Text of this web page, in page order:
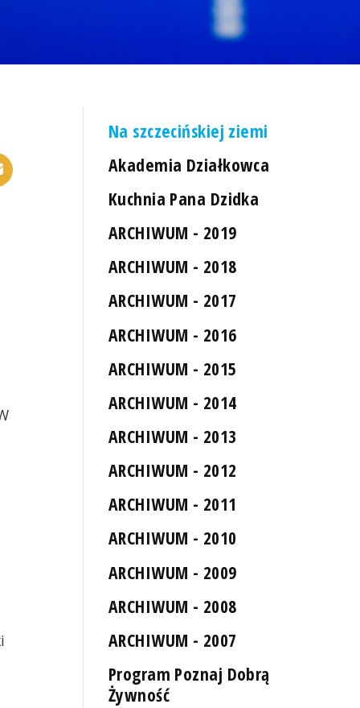
Na szczecińskiej ziemi
Akademia Działkowca
Kuchnia Pana Dzidka
ARCHIWUM - 2019
ARCHIWUM - 2018
ARCHIWUM - 2017
ARCHIWUM - 2016
ARCHIWUM - 2015
ARCHIWUM - 2014
ARCHIWUM - 2013
ARCHIWUM - 2012
ARCHIWUM - 2011
ARCHIWUM - 2010
ARCHIWUM - 2009
ARCHIWUM - 2008
ARCHIWUM - 2007
Program Poznaj Dobrą
Żywność